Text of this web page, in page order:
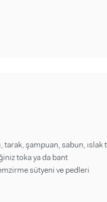
tarak, şampuan, sabun,
toka ya da bant
sütyeni ve pedleri